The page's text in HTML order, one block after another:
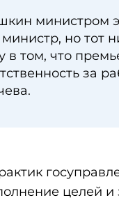
министром
но тот
том, что
за
целей и